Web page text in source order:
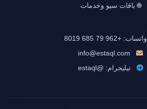
🌐 باقات سيو وخدمات
واتساب: +962 79 685 8019
info@estaql.com
تيليجرام: @estaql